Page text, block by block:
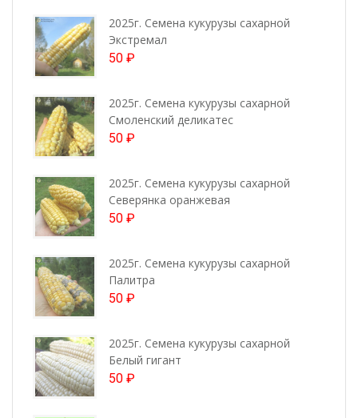
2025г. Семена кукурузы сахарной
Экстремал
50 ₽
2025г. Семена кукурузы сахарной
Смоленский деликатес
50 ₽
2025г. Семена кукурузы сахарной
Северянка оранжевая
50 ₽
2025г. Семена кукурузы сахарной
Палитра
50 ₽
2025г. Семена кукурузы сахарной
Белый гигант
50 ₽